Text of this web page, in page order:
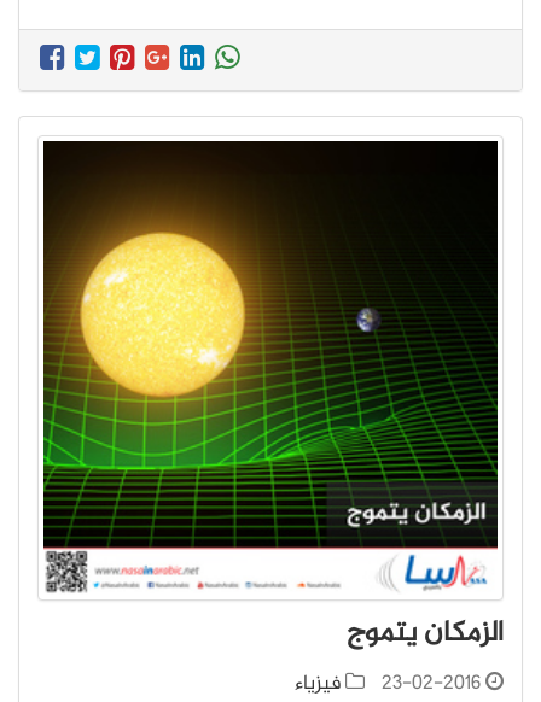
الزمكان يتموج
23-02-2016
فيزياء